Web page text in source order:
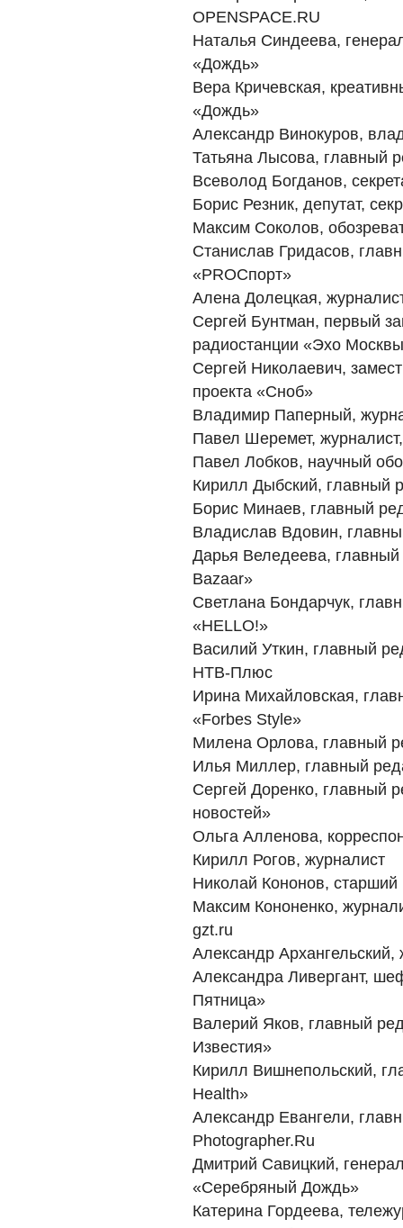
OPENSPACE.RU
Наталья Синдеева,
«Дождь»
Вера Кричевская,
«Дождь»
Александр Винокуров,
Татьяна Лысова, главный
Всеволод Богданов,
Борис Резник, депутат,
Максим Соколов,
Станислав Гридасов,
«PROСпорт»
Алена Долецкая,
Сергей Бунтман, первый
радиостанции «Эхо
Сергей Николаевич,
проекта «Сноб»
Владимир Паперный,
Павел Шеремет,
Павел Лобков, научный
Кирилл Дыбский, главный
Борис Минаев, главный
Владислав Вдовин,
Дарья Веледеева,
Bazaar»
Светлана Бондарчук,
«HELLO!»
Василий Уткин, главный
НТВ-Плюс
Ирина Михайловская,
«Forbes Style»
Милена Орлова, главный
Илья Миллер, главный
Сергей Доренко, главный
новостей»
Ольга Алленова,
Кирилл Рогов, журналист
Николай Кононов, старший
Максим Кононенко,
gzt.ru
Александр Архангельский,
Александра Ливергант,
Пятница»
Валерий Яков, главный
Известия»
Кирилл Вишнепольский,
Health»
Александр Евангели,
Photographer.Ru
Дмитрий Савицкий,
«Серебряный Дождь»
Катерина Гордеева,